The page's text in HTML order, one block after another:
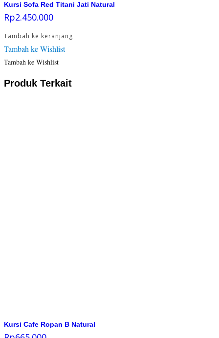
Kursi Sofa Red Titani Jati Natural
Rp2.450.000
Tambah ke keranjang
Tambah ke Wishlist
Tambah ke Wishlist
Produk Terkait
Kursi Cafe Ropan B Natural